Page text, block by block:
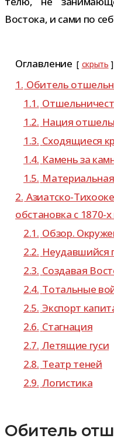
Востока, и сами по
Оглавление скрыть
1. Обитель
1.1.
1.2. Нация
1.3. Сходящиеся
1.4. Камень за
1.5.
2. Азиатско-​
обста­новка с 1870-​
2.1. Обзор.
2.2. Неудавшийся
2.3. Создавая
2.4. Тотальные
2.5. Экспорт
2.6. Стагнация
2.7. Летящие гуси
2.8. Театр теней
2.9. Логистика
Обитель